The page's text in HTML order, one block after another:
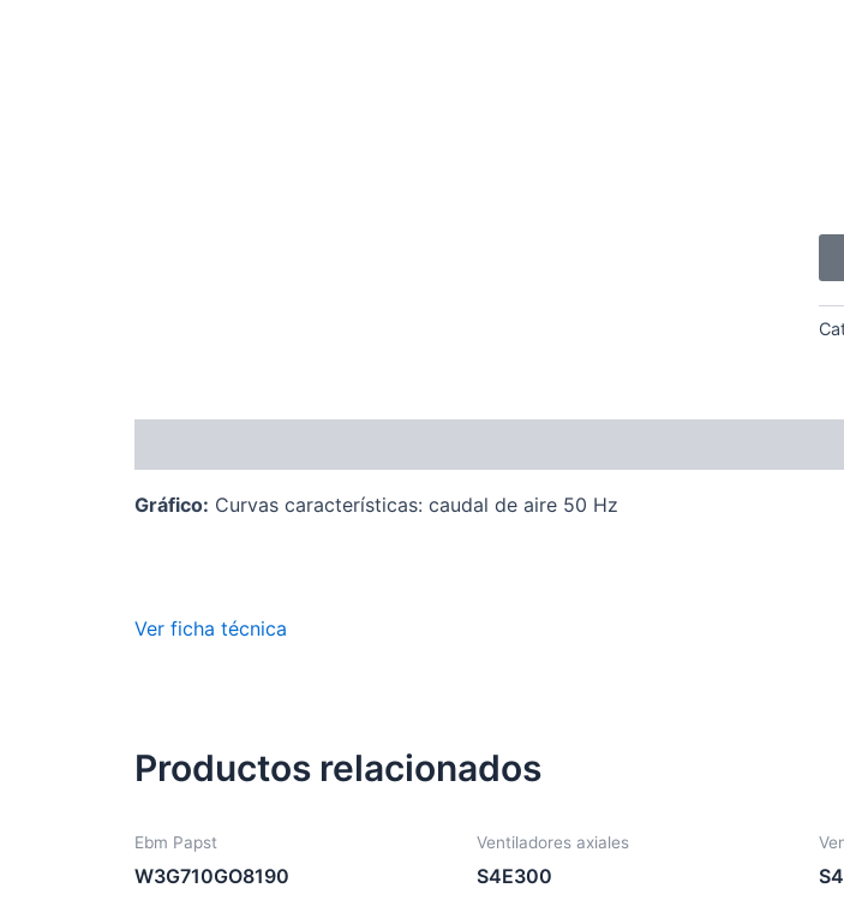
Gráfico: Curvas características: caudal de aire 50 Hz
Ver ficha técnica
Productos relacionados
Ebm Papst
W3G710GO8190
Ventiladores axiales
S4E300